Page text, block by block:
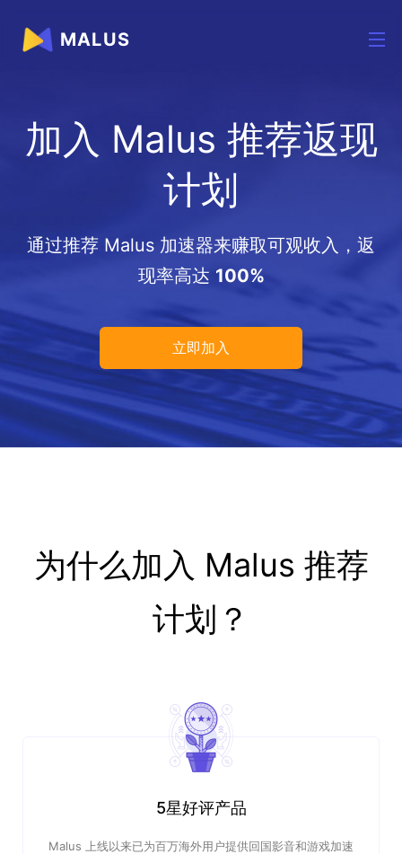
MALUS
加入 Malus 推荐返现
计划
通过推荐 Malus 加速器来赚取可观收入，返
现率高达 100%
立即加入
为什么加入 Malus 推荐
计划？
5星好评产品
Malus 上线以来已为百万海外用户提供回国影音和游戏加速